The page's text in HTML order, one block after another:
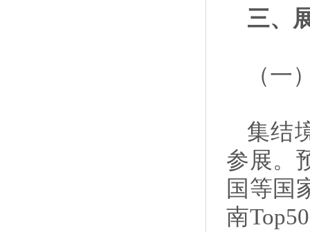
三、
（一
集结
参展。
国等国
南